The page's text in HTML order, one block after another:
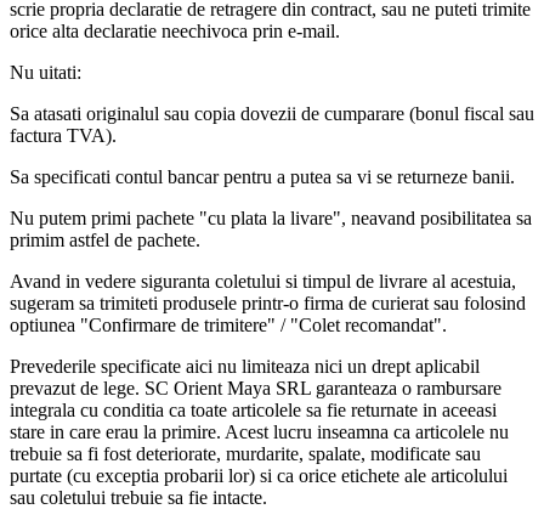
scrie propria declaratie de retragere din contract, sau ne puteti trimite
orice alta declaratie neechivoca prin e-mail.
Nu uitati:
Sa atasati originalul sau copia dovezii de cumparare (bonul fiscal sau
factura TVA).
Sa specificati contul bancar pentru a putea sa vi se returneze banii.
Nu putem primi pachete "cu plata la livare", neavand posibilitatea sa
primim astfel de pachete.
Avand in vedere siguranta coletului si timpul de livrare al acestuia,
sugeram sa trimiteti produsele printr-o firma de curierat sau folosind
optiunea "Confirmare de trimitere" / "Colet recomandat".
Prevederile specificate aici nu limiteaza nici un drept aplicabil
prevazut de lege. SC Orient Maya SRL garanteaza o rambursare
integrala cu conditia ca toate articolele sa fie returnate in aceeasi
stare in care erau la primire. Acest lucru inseamna ca articolele nu
trebuie sa fi fost deteriorate, murdarite, spalate, modificate sau
purtate (cu exceptia probarii lor) si ca orice etichete ale articolului
sau coletului trebuie sa fie intacte.